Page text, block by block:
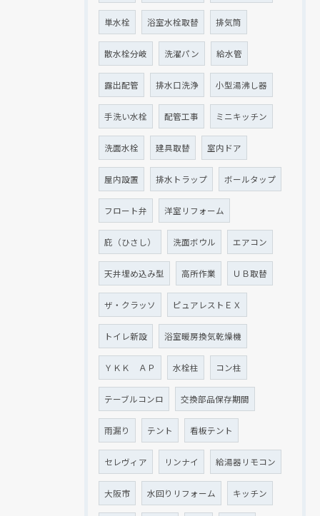
単水栓 浴室水栓取替 排気筒
散水栓分岐 洗濯パン 給水管
露出配管 排水口洗浄 小型湯沸し器
手洗い水栓 配管工事 ミニキッチン
洗面水栓 建具取替 室内ドア
屋内設置 排水トラップ ボールタップ
フロート弁 洋室リフォーム
庇（ひさし） 洗面ボウル エアコン
天井埋め込み型 高所作業 ＵＢ取替
ザ・クラッソ ピュアレストＥＸ
トイレ新設 浴室暖房換気乾燥機
ＹＫＫ ＡＰ 水栓柱 コン柱
テーブルコンロ 交換部品保存期間
雨漏り テント 看板テント
セレヴィア リンナイ 給湯器リモコン
大阪市 水回りリフォーム キッチン